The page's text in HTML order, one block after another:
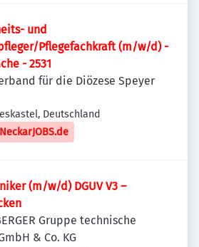
und
Pflegefachkraft (m/w/d) -
- 2531
für die Diözese Speyer
Deutschland
(m/w/d) DGUV V3 –
Gruppe technische
& Co. KG